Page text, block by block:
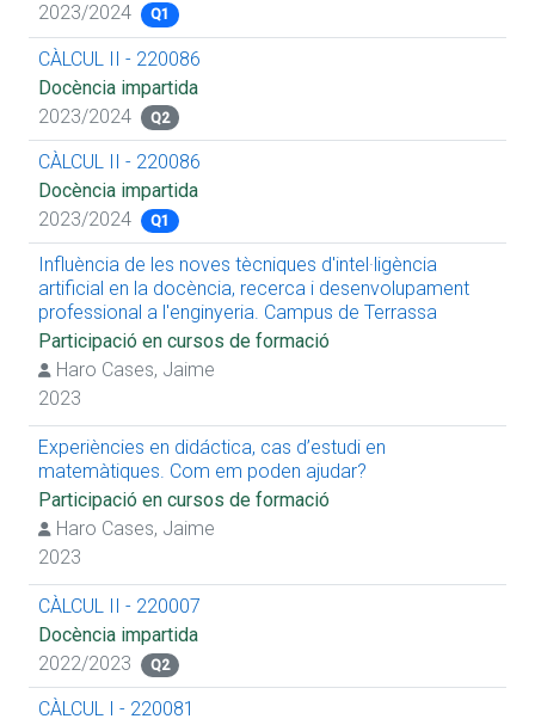
2023/2024
Q1
CÀLCUL II - 220086
Docència impartida
2023/2024
Q2
CÀLCUL II - 220086
Docència impartida
2023/2024
Q1
Influència de les noves tècniques d'intel·ligència
artificial en la docència, recerca i desenvolupament
professional a l'enginyeria. Campus de Terrassa
Participació en cursos de formació
Haro Cases, Jaime
2023
Experiències en didáctica, cas d’estudi en
matemàtiques. Com em poden ajudar?
Participació en cursos de formació
Haro Cases, Jaime
2023
CÀLCUL II - 220007
Docència impartida
2022/2023
Q2
CÀLCUL I - 220081